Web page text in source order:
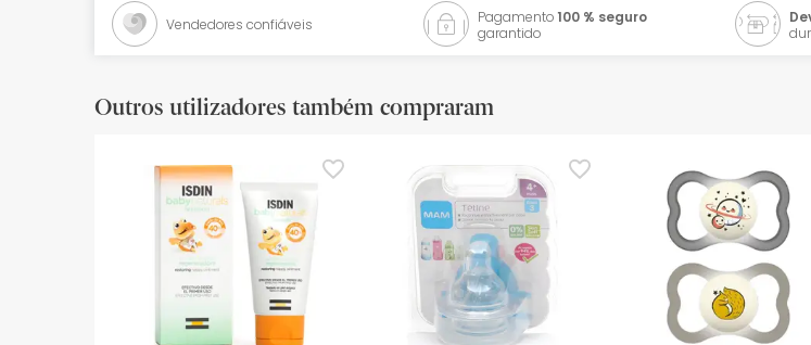
Promoções
Mais vendidos
Vendedores confiáveis Pagamento100 % seguro
garantido
Outros utilizadores também compraram